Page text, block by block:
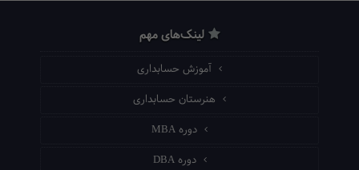
لینک‌های مهم
آموزش حسابداری
هنرستان حسابداری
دوره MBA
دوره DBA